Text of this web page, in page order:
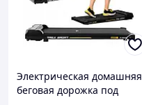
Электрическая домашняя
беговая дорожка под